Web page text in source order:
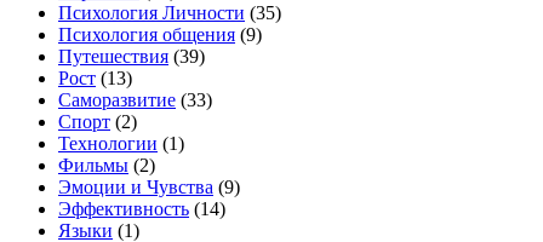
Психология Личности (35)
Психология общения (9)
Путешествия (39)
Рост (13)
Саморазвитие (33)
Спорт (2)
Технологии (1)
Фильмы (2)
Эмоции и Чувства (9)
Эффективность (14)
Языки (1)